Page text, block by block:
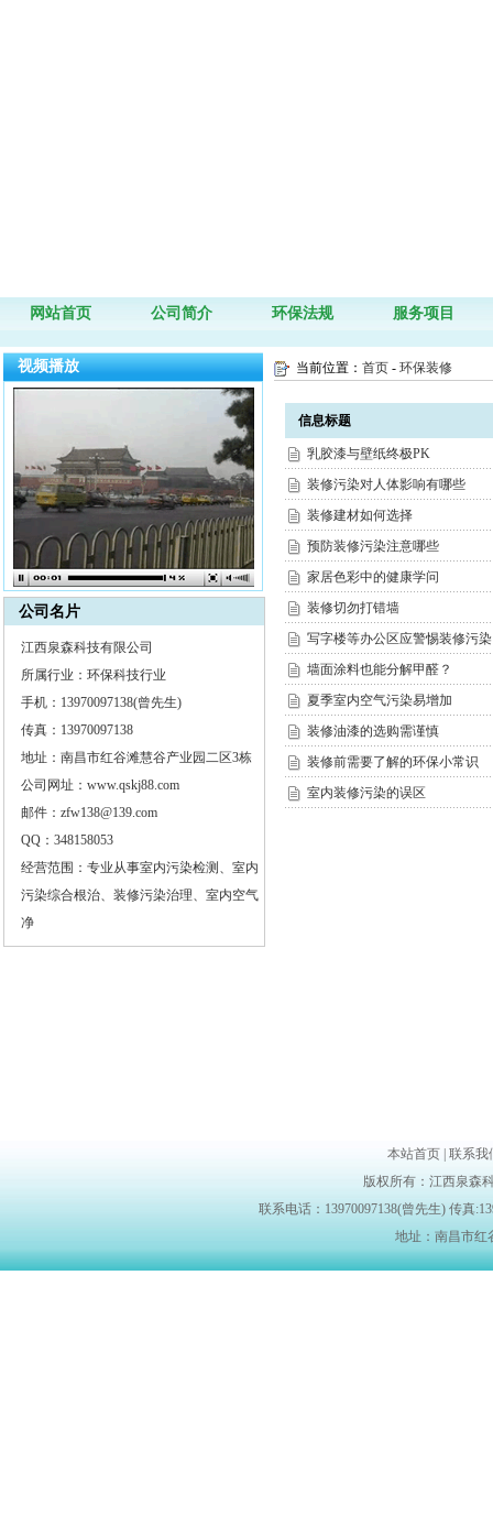
网站首页 公司简介 环保法规 服务项目
视频播放
公司名片
江西泉森科技有限公司
所属行业：环保科技行业
手机：13970097138(曾先生)
传真：13970097138
地址：南昌市红谷滩慧谷产业园二区3栋
公司网址：www.qskj88.com
邮件：zfw138@139.com
QQ：348158053
经营范围：专业从事室内污染检测、室内
污染综合根治、装修污染治理、室内空气
净
当前位置： 首页 - 环保装修
信息标题
乳胶漆与壁纸终极PK
装修污染对人体影响有哪些
装修建材如何选择
预防装修污染注意哪些
家居色彩中的健康学问
装修切勿打错墙
写字楼等办公区应警惕装修污染
墙面涂料也能分解甲醛？
夏季室内空气污染易增加
装修油漆的选购需谨慎
装修前需要了解的环保小常识
室内装修污染的误区
本站首页 | 联系我
版权所有：江西泉森
联系电话：13970097138(曾先生) 传真
地址：南昌市红